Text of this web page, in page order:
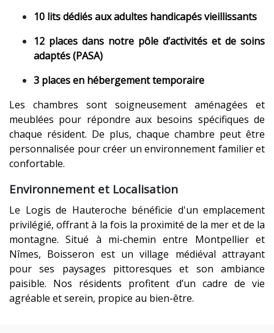
10 lits dédiés aux adultes handicapés vieillissants
12 places dans notre pôle d’activités et de soins
adaptés (PASA)
3 places en hébergement temporaire
Les chambres sont soigneusement aménagées et
meublées pour répondre aux besoins spécifiques de
chaque résident. De plus, chaque chambre peut être
personnalisée pour créer un environnement familier et
confortable.
Environnement et Localisation
Le Logis de Hauteroche bénéficie d'un emplacement
privilégié, offrant à la fois la proximité de la mer et de la
montagne. Situé à mi-chemin entre Montpellier et
Nîmes, Boisseron est un village médiéval attrayant
pour ses paysages pittoresques et son ambiance
paisible. Nos résidents profitent d’un cadre de vie
agréable et serein, propice au bien-être.